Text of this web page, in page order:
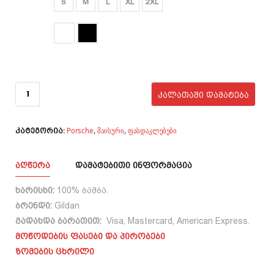
₾40.00.
₾33.00.
S M L XL 2XL
რაოდენობა:
PORSCHE -
ᲙᲐᲚᲐᲗᲐᲨᲘ ᲓᲐᲛᲐᲢᲔᲑᲐ
კატეგორია: Porsche,მაისური,ფასდაკლებები
ᲐᲦᲬᲔᲠᲐ ᲓᲐᲛᲐᲢᲔᲑᲘᲗᲘ ᲘᲜᲤᲝᲠᲛᲐᲪᲘᲐ
ხარისხი: 100% ბამბა.
ბრენდი: Gildan
გადახდა ბარათით: Visa, Mastercard, American Express.
მოწოდების ფასები და პირობები
ზომების ცხრილი